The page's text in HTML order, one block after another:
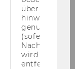
über
hinweg
genutzt
(sofern
Nach dieser
wird das
entfernt.